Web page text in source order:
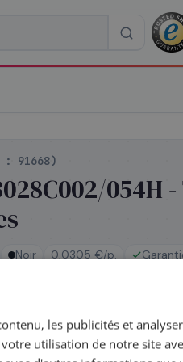
: 91668)
054H
Noir 0,0305 €/p.
même — commandez avant
:0,0305€
les publicités et
utilisation de notre site